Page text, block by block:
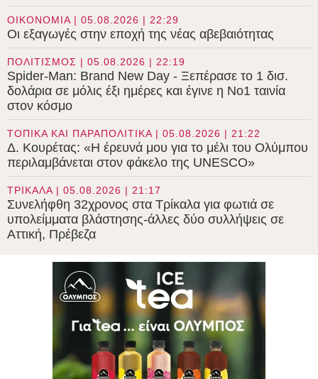
ΟΙΚΟΝΟΜΙΑ | 05.08.2026 | 22:29
Οι εξαγωγές στην εποχή της νέας αβεβαιότητας
ΠΟΛΙΤΙΣΜΟΣ | 05.08.2026 | 22:19
Spider-Man: Brand New Day - Ξεπέρασε το 1 δισ.
δολάρια σε μόλις έξι ημέρες και έγινε η Νο1 ταινία
στον κόσμο
ΤΟΠΙΚΑ ΚΑΙ ΠΑΡΑΠΟΛΙΤΙΚΑ | 05.08.2026 | 21:22
Δ. Κουρέτας: «Η έρευνά μου για το μέλι του Ολύμπου
περιλαμβάνεται στον φάκελο της UNESCO»
ΤΡΙΚΑΛΑ | 05.08.2026 | 21:17
Συνελήφθη 32χρονος στα Τρίκαλα για φωτιά σε
υπολείμματα βλάστησης-άλλες δύο συλλήψεις σε
Αττική, Πρέβεζα